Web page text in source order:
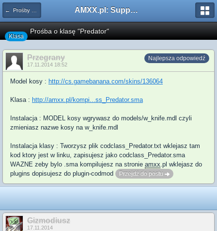
← Prośby o Klasę/Perk AMXX.pl: Support AMX Mod X i SourceMod
Klasa
Prośba o klasę "Predator"
Najlepsza odpowiedź
Przegrany
17.11.2014 18:52
Model kosy : http://cs.gamebanana.com/skins/136064
Klasa : http://amxx.pl/kompi...ss_Predator.sma
Instalacja : MODEL kosy wgrywasz do models/w_knife.mdl czyli
zmieniasz nazwe kosy na w_knife.mdl
Instalacja klasy : Tworzysz plik codclass_Predator.txt wklejasz tam
kod ktory jest w linku, zapisujesz jako codclass_Predator.sma
WAZNE zeby bylo .sma kompilujesz na stronie amxx.pl wklejasz do
plugins dopisujesz do plugin-codmod
Przejdź do postu
Gizmodiusz
17.11.2014